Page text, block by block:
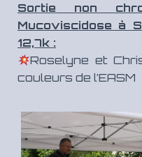
Sortie non
Mucoviscidose à
12,7k :
Roselyne et
couleurs de l’EASM